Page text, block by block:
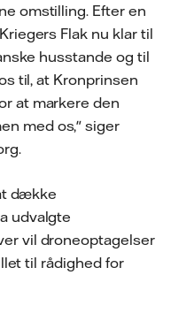
omstilling. Efter en
Flak nu klar til
husstande og til
til, at Kronprinsen
at markere den
med os," siger
dække
udvalgte
vil droneoptagelser
til rådighed for